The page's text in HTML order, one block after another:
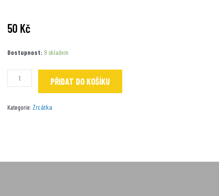
50 Kč
Dostupnost: 9 skladem
Princezna
PŘIDAT DO KOŠÍKU
Kategorie: Zrcátka